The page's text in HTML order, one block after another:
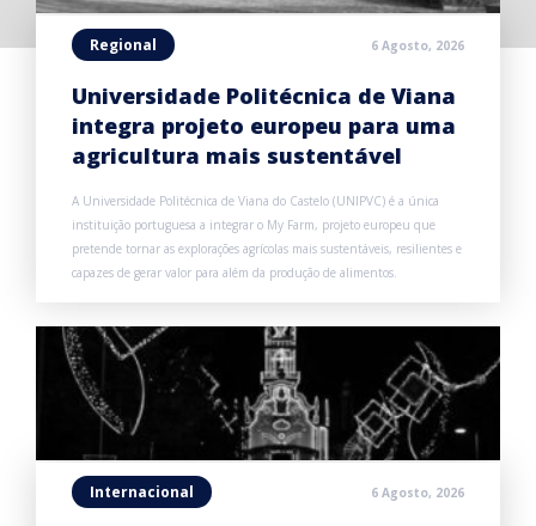
Regional 6 Agosto, 2026
Universidade Politécnica de Viana
integra projeto europeu para uma
agricultura mais sustentável
A Universidade Politécnica de Viana do Castelo (UNIPVC) é a única
instituição portuguesa a integrar o My Farm, projeto europeu que
pretende tornar as explorações agrícolas mais sustentáveis, resilientes e
capazes de gerar valor para além da produção de alimentos.
Internacional 6 Agosto, 2026